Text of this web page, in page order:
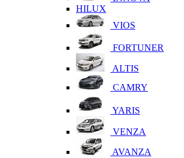
HILUX
VIOS
FORTUNER
ALTIS
CAMRY
YARIS
VENZA
AVANZA